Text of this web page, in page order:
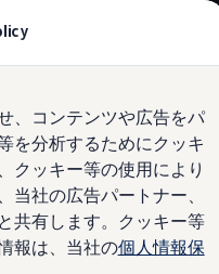
、コンテンツや広告をパ
を分析するためにクッキ
クッキー等の使用により
当社の広告パートナー、
共有します。クッキー等
報は、当社の個人情報保
ン